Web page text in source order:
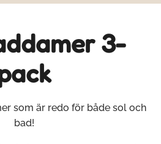
3-
som är redo för både sol och
bad!